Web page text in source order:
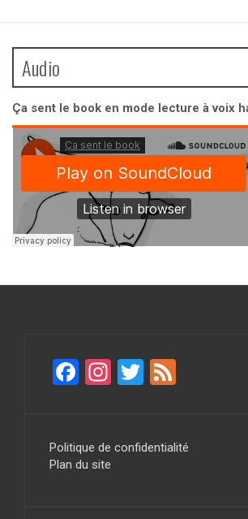
Audio
Ça sent le book en mode lecture à voix
F
b
o
In
gr
T
er
Politique de confidentialité
Plan du site